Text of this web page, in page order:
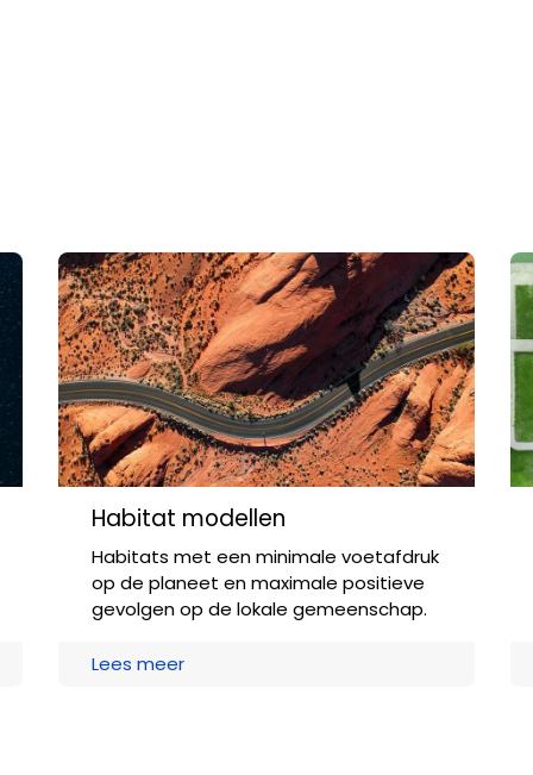
Habitat modellen
Habitats met een minimale voetafdruk
op de planeet en maximale positieve
gevolgen op de lokale gemeenschap.
Lees meer